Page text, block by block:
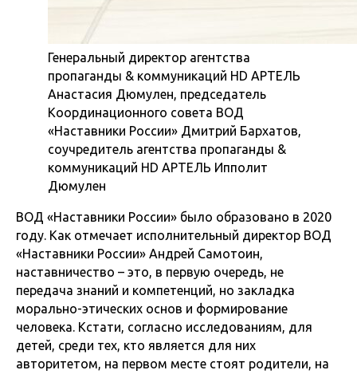
Генеральный директор агентства
пропаганды & коммуникаций HD АРТЕЛЬ
Анастасия Дюмулен, председатель
Координационного совета ВОД
«Наставники России» Дмитрий Бархатов,
соучредитель агентства пропаганды &
коммуникаций HD АРТЕЛЬ Ипполит
Дюмулен
ВОД «Наставники России» было образовано в 2020
году. Как отмечает исполнительный директор ВОД
«Наставники России» Андрей Самотоин,
наставничество – это, в первую очередь, не
передача знаний и компетенций, но закладка
морально-этических основ и формирование
человека. Кстати, согласно исследованиям, для
детей, среди тех, кто является для них
авторитетом, на первом месте стоят родители, на